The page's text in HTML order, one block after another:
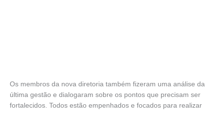
Os membros da nova diretoria também fizeram uma análise da
última gestão e dialogaram sobre os pontos que precisam ser
fortalecidos. Todos estão empenhados e focados para realizar